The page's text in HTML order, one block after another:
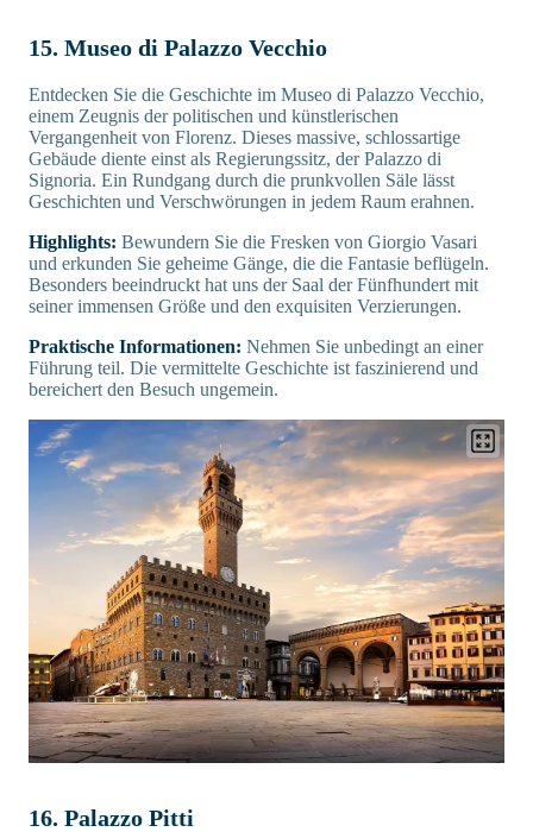
15. Museo di Palazzo Vecchio
Entdecken Sie die Geschichte im Museo di Palazzo Vecchio,
einem Zeugnis der politischen und künstlerischen
Vergangenheit von Florenz. Dieses massive, schlossartige
Gebäude diente einst als Regierungssitz, der Palazzo di
Signoria. Ein Rundgang durch die prunkvollen Säle lässt
Geschichten und Verschwörungen in jedem Raum erahnen.
Highlights: Bewundern Sie die Fresken von Giorgio Vasari
und erkunden Sie geheime Gänge, die die Fantasie beflügeln.
Besonders beeindruckt hat uns der Saal der Fünfhundert mit
seiner immensen Größe und den exquisiten Verzierungen.
Praktische Informationen: Nehmen Sie unbedingt an einer
Führung teil. Die vermittelte Geschichte ist faszinierend und
bereichert den Besuch ungemein.
16. Palazzo Pitti